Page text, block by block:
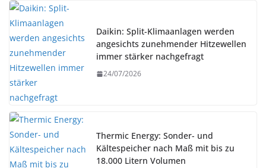
Daikin: Split-Klimaanlagen werden
angesichts zunehmender Hitzewellen
immer stärker nachgefragt
24/07/2026
Thermic Energy: Sonder- und
Kältespeicher nach Maß mit bis zu
18.000 Litern Volumen